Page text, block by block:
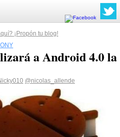
¡Propón tu blog!
a Android 4.0 la
@nicolas_allende